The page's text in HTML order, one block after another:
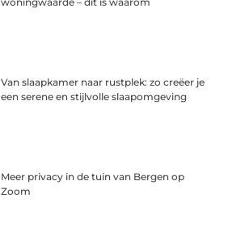
Van slaapkamer naar rustplek: zo creëer je
een serene en stijlvolle slaapomgeving
Meer privacy in de tuin van Bergen op
Zoom